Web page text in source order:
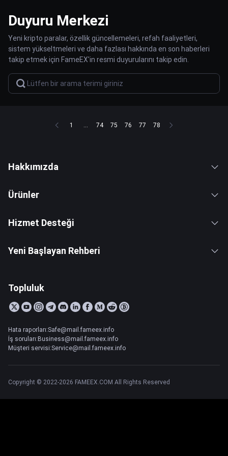
Duyuru Merkezi
Yeni kripto paralar, özellik güncellemeleri, refah faaliyetleri,
sistem yükseltmeleri ve daha fazlası hakkında en son haberleri
takip etmek için FameEX'in resmi duyurularını takip edin.
1 ... 74 75 76 77 78
Hakkımızda
Ürünler
Hizmet Desteği
Yeni Başlayan Rehberi
Topluluk
Hata raporları:Safe@mail.fameex.info
İş soruları:Business@mail.fameex.info
Müşteri servisi:Service@mail.fameex.info
Copyright © 2022-2026 FAMEEX.COM All Rights Reserved